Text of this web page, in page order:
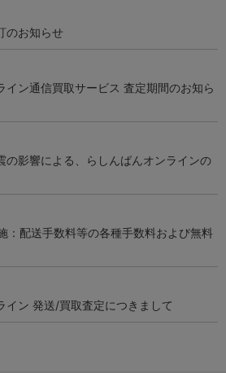
のお知らせ
イン通信買取サービス 査定期間のお知ら
の影響による、らしんばんオンラインの
：配送手数料等の各種手数料および無料
イン 発送/買取査定につきまして